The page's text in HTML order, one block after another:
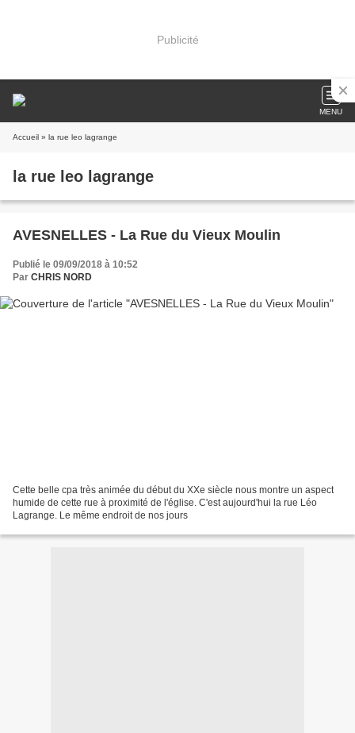
Publicité
MENU
Accueil » la rue leo lagrange
la rue leo lagrange
AVESNELLES - La Rue du Vieux Moulin
Publié le 09/09/2018 à 10:52
Par CHRIS NORD
Cette belle cpa très animée du début du XXe siècle nous montre un aspect
humide de cette rue à proximité de l'église. C'est aujourd'hui la rue Léo
Lagrange. Le même endroit de nos jours